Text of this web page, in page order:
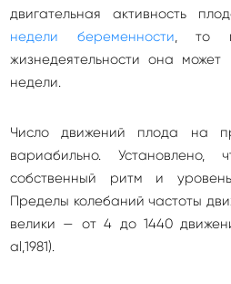
двигательная активность
недели беременности , то
жизнедеятельности она
недели.
Число движений плода на
вариабильно.
собственный ритм и уровень
Пределы колебаний частоты
велики — от 4 до 1440
al,1981).